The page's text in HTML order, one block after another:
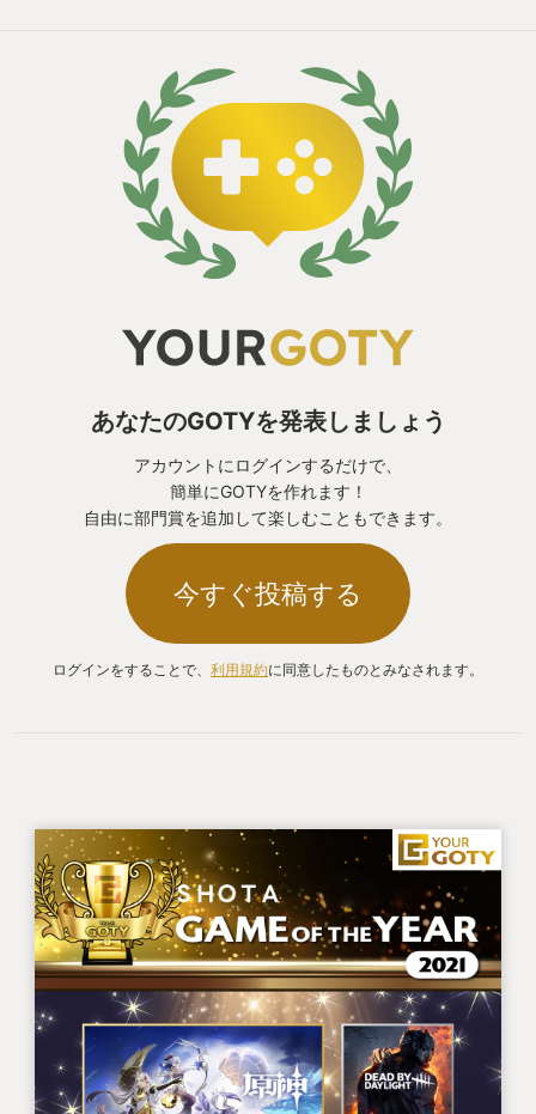
あなたのGOTYを発表しましょう
アカウントにログインするだけで、
簡単にGOTYを作れます！
自由に部門賞を追加して楽しむこともできます。
今すぐ投稿する
ログインをすることで、 利用規約に同意したものとみなされます。